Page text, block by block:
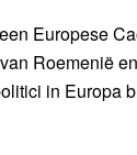
Europese
Roemenië
in Europa